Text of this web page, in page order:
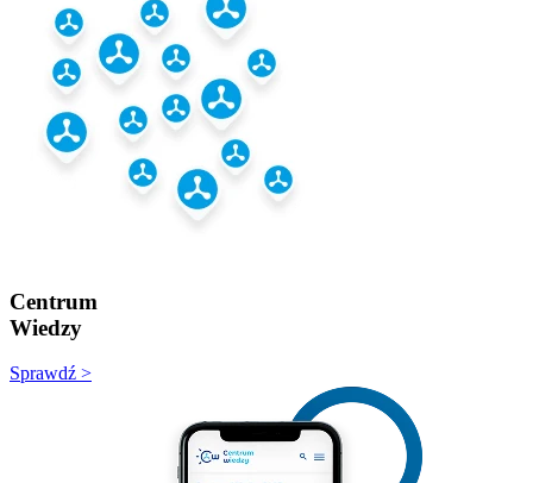
Centrum
Wiedzy
Sprawdź >